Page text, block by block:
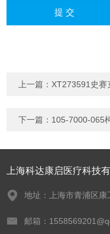
上一篇： XT273591史赛
下一篇： 105-7000-065
上海科达康启医疗科技
地址：上海市青浦区康
邮箱：